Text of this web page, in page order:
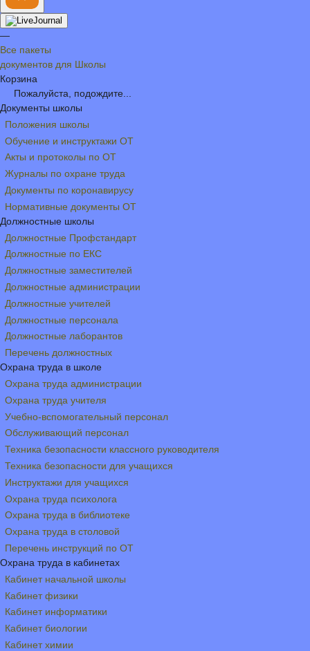
—
Все пакеты
документов для Школы
Корзина
Пожалуйста, подождите...
Документы школы
Положения школы
Обучение и инструктажи ОТ
Акты и протоколы по ОТ
Журналы по охране труда
Документы по коронавирусу
Нормативные документы ОТ
Должностные школы
Должностные Профстандарт
Должностные по ЕКС
Должностные заместителей
Должностные администрации
Должностные учителей
Должностные персонала
Должностные лаборантов
Перечень должностных
Охрана труда в школе
Охрана труда администрации
Охрана труда учителя
Учебно-вспомогательный персонал
Обслуживающий персонал
Техника безопасности классного руководителя
Техника безопасности для учащихся
Инструктажи для учащихся
Охрана труда психолога
Охрана труда в библиотеке
Охрана труда в столовой
Перечень инструкций по ОТ
Охрана труда в кабинетах
Кабинет начальной школы
Кабинет физики
Кабинет информатики
Кабинет биологии
Кабинет химии